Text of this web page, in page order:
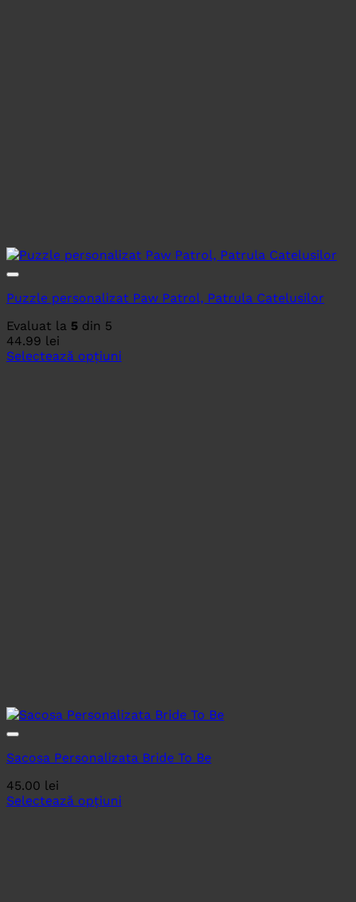
Puzzle personalizat Paw Patrol, Patrula Catelusilor
Evaluat la 5 din 5
44.99 lei
Selectează opțiuni
Sacosa Personalizata Bride To Be
45.00 lei
Selectează opțiuni